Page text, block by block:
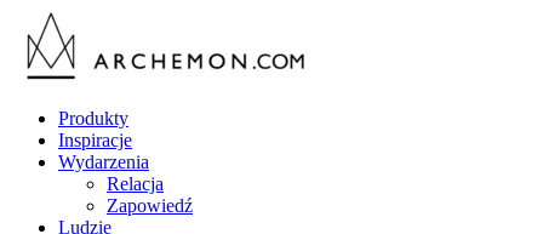
Produkty
Inspiracje
Wydarzenia
Relacja
Zapowiedź
Ludzie